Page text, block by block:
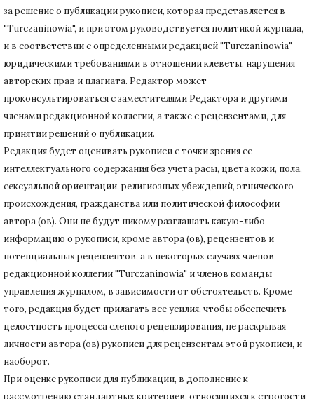
за решение о публикации рукописи, которая представляется в
"Turczaninowia", и при этом руководствуется политикой журнала,
и в соответствии с определенными редакцией "Turczaninowia"
юридическими требованиями в отношении клеветы, нарушения
авторских прав и плагиата. Редактор может
проконсультироваться с заместителями Редактора и другими
членами редакционной коллегии, а также с рецензентами, для
принятии решений о публикации.
Редакция будет оценивать рукописи с точки зрения ее
интеллектуального содержания без учета расы, цвета кожи, пола,
сексуальной ориентации, религиозных убеждений, этнического
происхождения, гражданства или политической философии
автора (ов). Они не будут никому разглашать какую-либо
информацию о рукописи, кроме автора (ов), рецензентов и
потенциальных рецензентов, а в некоторых случаях членов
редакционной коллегии "Turczaninowia" и членов команды
управления журналом, в зависимости от обстоятельств. Кроме
того, редакция будет прилагать все усилия, чтобы обеспечить
целостность процесса слепого рецензирования, не раскрывая
личности автора (ов) рукописи для рецензентам этой рукописи, и
наоборот.
При оценке рукописи для публикации, в дополнение к
рассмотрению стандартных критериев, относящихся к строгости